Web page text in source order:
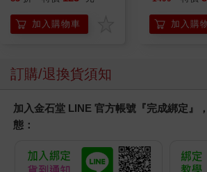
加入購物車 加入購
訂購/退換貨須知
加入金石堂 LINE 官方帳號『完成綁定』
態：